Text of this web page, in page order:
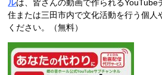
ルは、皆さんの動画で作られるYouTube
住または三田市内で文化活動を行う個人
ください。（無料）